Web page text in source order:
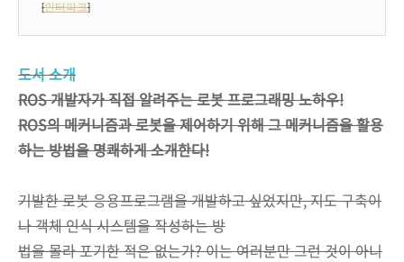
[인터파크]
도서 소개
ROS 개발자가 직접 알려주는 로봇 프로그래밍 노하우!
ROS의 메커니즘과 로봇을 제어하기 위해 그 메커니즘을 활용
하는 방법을 명쾌하게 소개한다!
기발한 로봇 응용프로그램을 개발하고 싶었지만, 지도 구축이
나 객체 인식 시스템을 작성하는 방
법을 몰라 포기한 적은 없는가? 이는 여러분만 그런 것이 아니